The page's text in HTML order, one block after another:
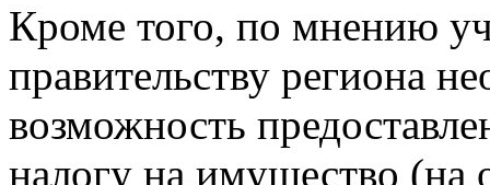
Кроме того, по мнению
правительству региона
возможность
налогу на имущество (на